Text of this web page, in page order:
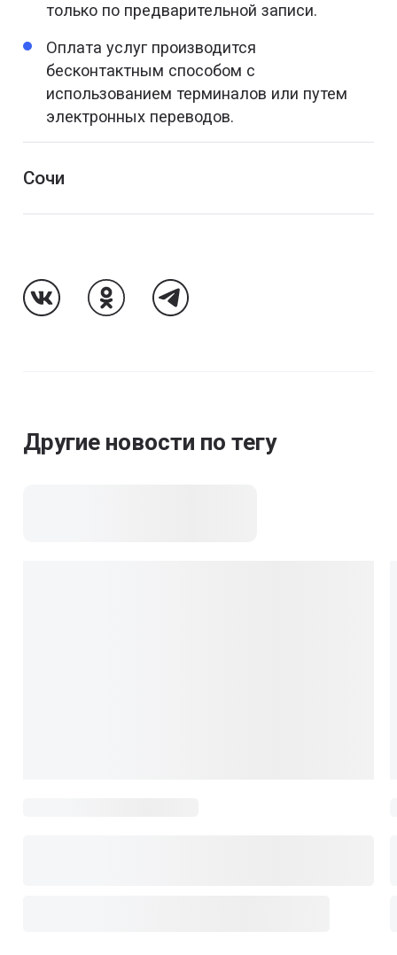
только по предварительной записи.
Оплата услуг производится
бесконтактным способом с
использованием терминалов или путем
электронных переводов.
Сочи
Другие новости по тегу